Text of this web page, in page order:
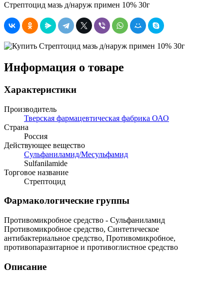
Стрептоцид мазь д/наруж примен 10% 30г
Информация о товаре
Характеристики
Производитель
Тверская фармацевтическая фабрика ОАО
Страна
Россия
Действующее вещество
Сульфаниламид/Месульфамид
Sulfanilamide
Торговое название
Стрептоцид
Фармакологические группы
Противомикробное средство - Сульфаниламид
Противомикробное средство, Синтетическое
антибактериальное средство, Противомикробное,
противопаразитарное и противоглистное средство
Описание